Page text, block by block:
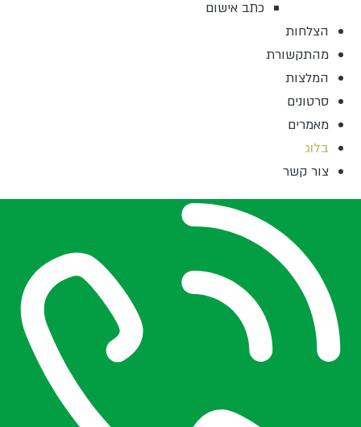
כתב אישום
הצלחות
מהתקשורת
המלצות
סרטונים
מאמרים
בלוג
צור קשר